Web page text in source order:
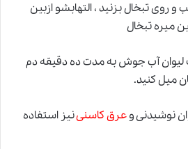
و روی تبخال بزنید ، التهابشو ازبین
لیوان آب جوش به مدت ده دقیقه دم
میل کنید.
نوشیدنی وعرق کاسنینیز استفاده